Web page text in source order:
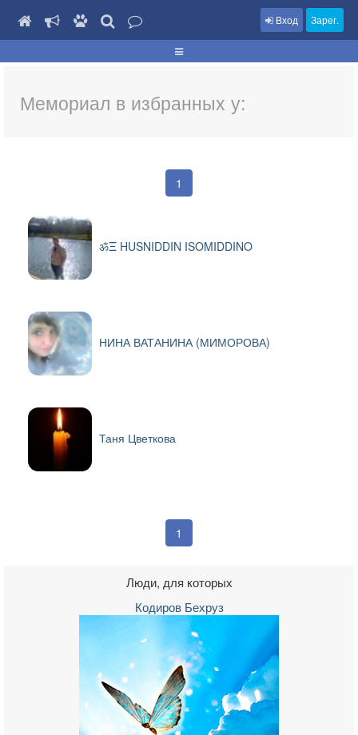
Вход Зарег.
Мемориал в избранных у:
1
ॐΞ HUSNIDDIN ISOMIDDINO
НИНА ВАТАНИНА (МИМОРОВА)
Таня Цветкова
1
Люди, для которых
Кодиров Бехруз